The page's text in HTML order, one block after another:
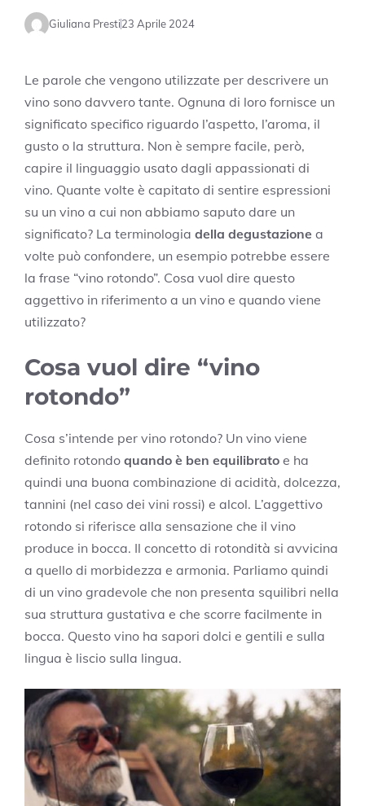
Giuliana Presti23 Aprile 2024
Le parole che vengono utilizzate per descrivere un
vino sono davvero tante. Ognuna di loro fornisce un
significato specifico riguardo l’aspetto, l’aroma, il
gusto o la struttura. Non è sempre facile, però,
capire il linguaggio usato dagli appassionati di
vino. Quante volte è capitato di sentire espressioni
su un vino a cui non abbiamo saputo dare un
significato? La terminologia della degustazione a
volte può confondere, un esempio potrebbe essere
la frase “vino rotondo”. Cosa vuol dire questo
aggettivo in riferimento a un vino e quando viene
utilizzato?
Cosa vuol dire “vino
rotondo”
Cosa s’intende per vino rotondo? Un vino viene
definito rotondo quando è ben equilibrato e ha
quindi una buona combinazione di acidità, dolcezza,
tannini (nel caso dei vini rossi) e alcol. L’aggettivo
rotondo si riferisce alla sensazione che il vino
produce in bocca. Il concetto di rotondità si avvicina
a quello di morbidezza e armonia. Parliamo quindi
di un vino gradevole che non presenta squilibri nella
sua struttura gustativa e che scorre facilmente in
bocca. Questo vino ha sapori dolci e gentili e sulla
lingua è liscio sulla lingua.